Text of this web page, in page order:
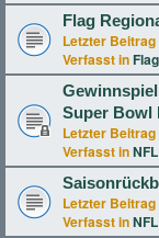
Flag
Letzter Beitrag
Verfasst in
Super Bowl
Letzter Beitrag
Verfasst in
Letzter Beitrag
Verfasst in